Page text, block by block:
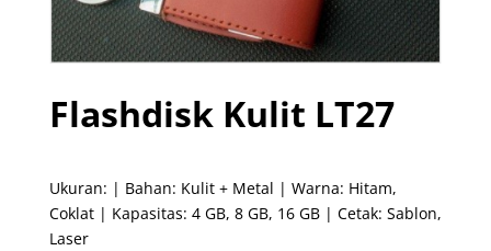
Flashdisk Kulit LT27
Ukuran: | Bahan: Kulit + Metal | Warna: Hitam,
Coklat | Kapasitas: 4 GB, 8 GB, 16 GB | Cetak: Sablon,
Laser